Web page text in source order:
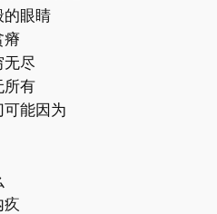
的眼睛
瘠
无尽
所有
能因为
疚